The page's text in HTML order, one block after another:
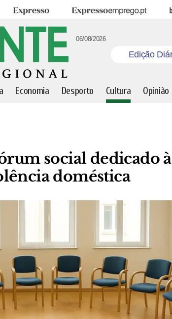
Expresso Expresso Emprego
06/08/2026
Edição
Economia Desporto Cultura Opinião
social dedicado
doméstica